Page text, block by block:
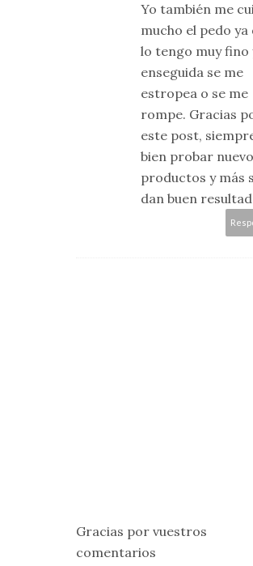
Yo también me
mucho el pedo ya
lo tengo muy fino
enseguida se me
estropea o se me
rompe. Gracias
este post,
bien probar nuevo
productos y más
dan buen
Gracias por vuestros
comentarios